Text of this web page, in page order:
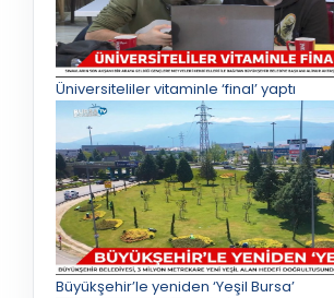
Üniversiteliler vitaminle ‘final’ yaptı
Büyükşehir’le yeniden ‘Yeşil Bursa’